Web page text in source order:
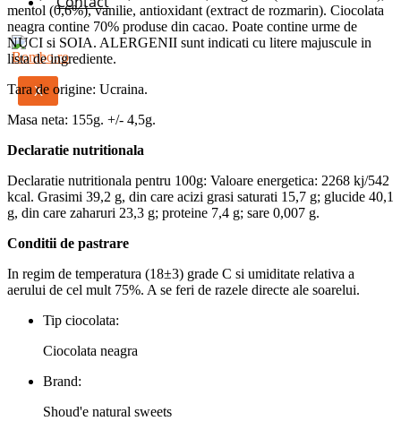
X
mentol (0,6%), vanilie, antioxidant (extract de rozmarin). Ciocolata
neagra contine 70% produse din cacao. Poate contine urme de
NUCI si SOIA. ALERGENII sunt indicati cu litere majuscule in
lista de ingrediente.
Tara de origine: Ucraina.
Masa neta: 155g. +/- 4,5g.
Declaratie nutritionala
Declaratie nutritionala pentru 100g: Valoare energetica: 2268 kj/542
kcal. Grasimi 39,2 g, din care acizi grasi saturati 15,7 g; glucide 40,1
g, din care zaharuri 23,3 g; proteine 7,4 g; sare 0,007 g.
Conditii de pastrare
In regim de temperatura (18±3) grade С si umiditate relativa a
aerului de cel mult 75%. A se feri de razele directe ale soarelui.
Tip ciocolata:
Ciocolata neagra
Brand:
Shoud'e natural sweets